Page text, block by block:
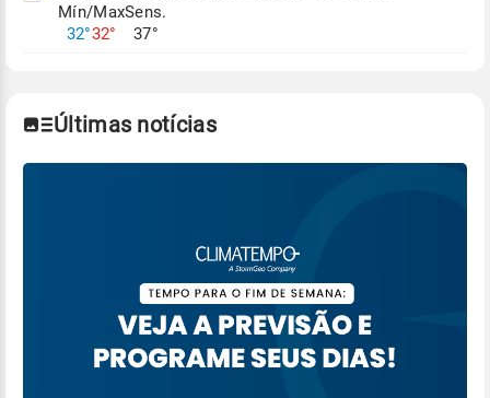
Para obter mais informações sobre os dados
Mín/Max
32°32°
Sens.
37°
Últimas notícias